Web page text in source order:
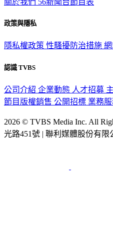
關於我們 56新聞台節目表
政策與隱私
隱私權政策 性騷擾防治措施
認識 TVBS
公司介紹 企業動態 人才招募
節目版權銷售 公開招標 業務
2026 © TVBS Media Inc. All
光路451號 | 聯利媒體股份有限